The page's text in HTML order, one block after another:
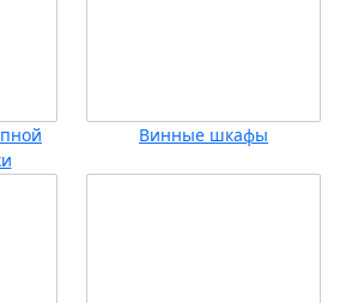
Винные шкафы